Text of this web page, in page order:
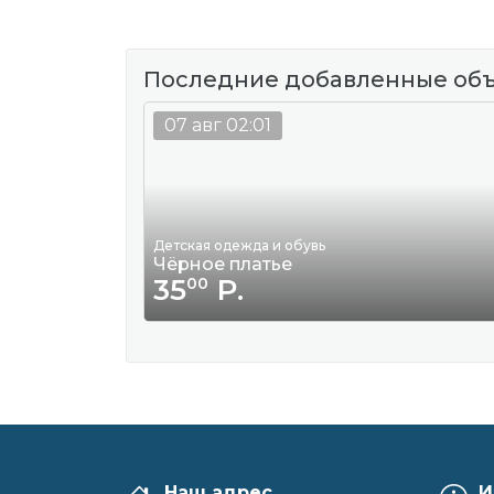
Последние добавленные
Детская одежда и обувь
Чёрное платье
3500 Р.
07 авг 02:01